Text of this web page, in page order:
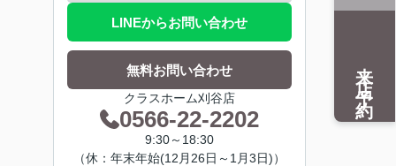
LINEからお問い合わせ
無料お問い合わせ
クラスホーム刈谷店
0566-22-2202
9:30～18:30
（休：年末年始(12月26日～1月3日)）
来店予約